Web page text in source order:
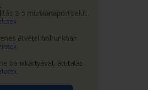
3-5 munkanapon belül.
átvétel boltunkban
bankkártyával, átutalás